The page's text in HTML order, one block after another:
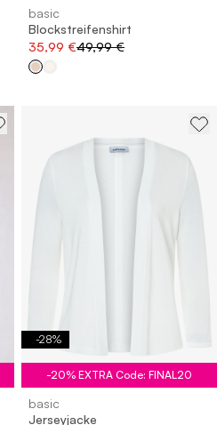
basic
Blockstreifenshirt
35,99 €49,99 €
-28%
-20% EXTRA Code: FINAL20
basic
Jerseyjacke